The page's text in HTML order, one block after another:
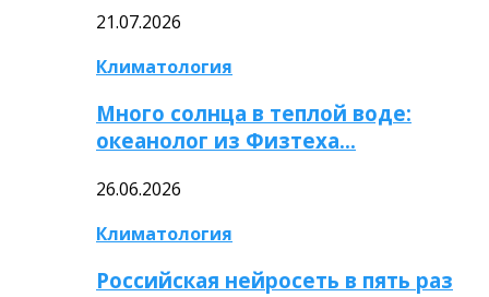
21.07.2026
Климатология
Много солнца в теплой воде:
океанолог из Физтеха…
26.06.2026
Климатология
Российская нейросеть в пять раз